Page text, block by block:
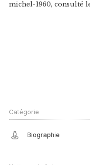
michel-1960, consulté
Catégorie
Biographie